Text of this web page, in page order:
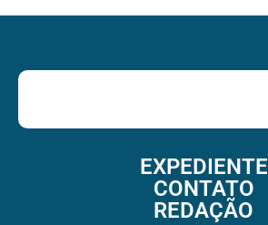
EXPEDIENTE
CONTATO
REDAÇÃO